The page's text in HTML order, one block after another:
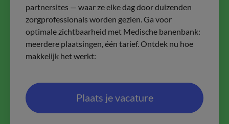
partnersites — waar ze elke dag door duizenden
zorgprofessionals worden gezien. Ga voor
optimale zichtbaarheid met Medische banenbank:
meerdere plaatsingen, één tarief. Ontdek nu hoe
makkelijk het werkt:
Plaats je vacature